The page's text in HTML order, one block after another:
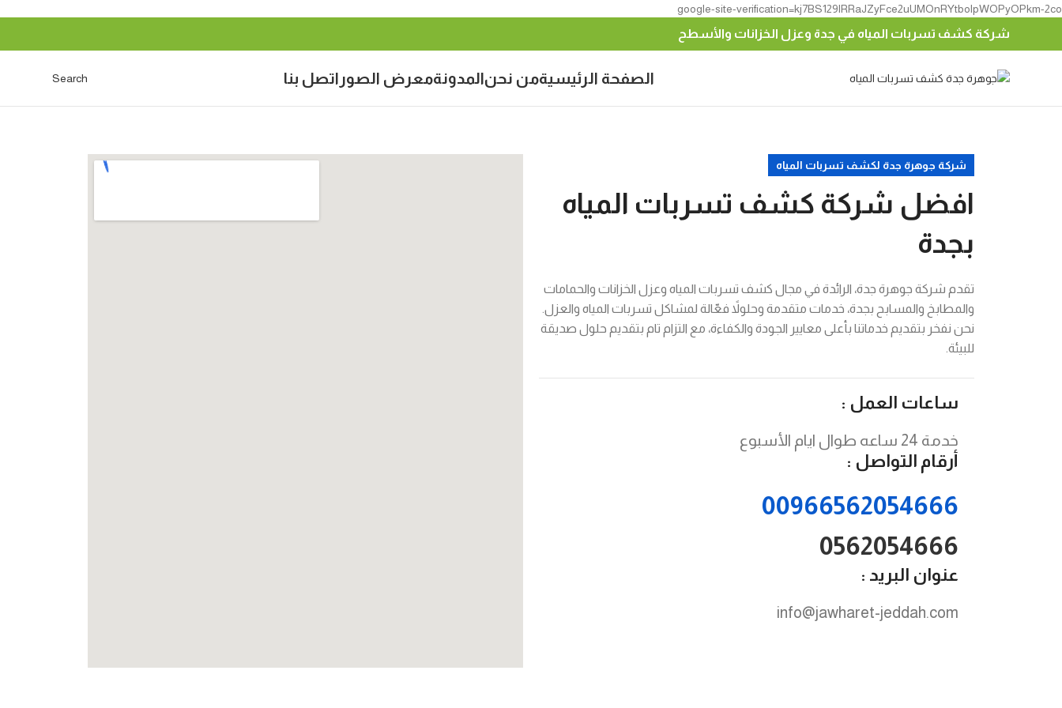
google-site-verification=kj7BS129lRRaJZyFce2uUMOnRYtbolpWOPyOPkm-2co
شركة كشف تسربات المياه في جدة وعزل الخزانات والأسطح
الصفحة الرئيسيةمن نحنالمدونةمعرض الصور اتصل بنا Search
شركة جوهرة جدة لكشف تسربات المياه
افضل شركة كشف تسربات المياه
بجدة
تقدم شركة جوهرة جدة، الرائدة في مجال كشف تسربات المياه وعزل الخزانات والحمامات
والمطابخ والمسابح بجدة، خدمات متقدمة وحلولاً فعّالة لمشاكل تسربات المياه والعزل.
نحن نفخر بتقديم خدماتنا بأعلى معايير الجودة والكفاءة، مع التزام تام بتقديم حلول صديقة
للبيئة.
ساعات العمل :
خدمة 24 ساعه طوال ايام الأسبوع
أرقام التواصل :
00966562054666
0562054666
عنوان البريد :
info@jawharet-jeddah.com